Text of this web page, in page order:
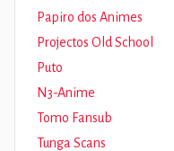
Papiro dos Animes
Projectos Old School
Puto
N3-Anime
Tomo Fansub
Tunga Scans